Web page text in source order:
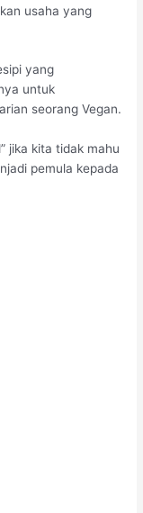
usaha yang
yang
untuk
seorang Vegan.
jika kita tidak mahu
pemula kepada